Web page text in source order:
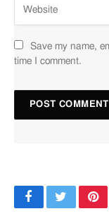
Save my name,
time I comment.
FacebookTwitter